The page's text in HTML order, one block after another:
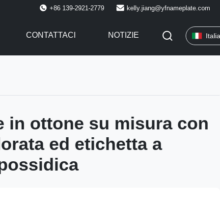
+86 139-2921-2779 kelly.jiang@yfnameplate.com
CONTATTACI NOTIZIE
in ottone su misura con
ed etichetta a